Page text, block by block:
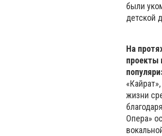
были
детской
На
проекты
жизни
Опера»